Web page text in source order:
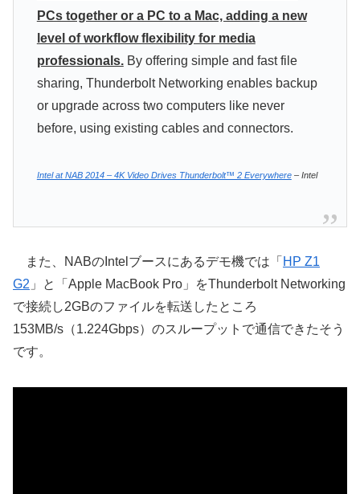
PCs together or a PC to a Mac, adding a new
level of workflow flexibility for media
professionals.By offering simple and fast file
sharing, Thunderbolt Networking enables backup
or upgrade across two computers like never
before, using existing cables and connectors.
Intel at NAB 2014 – 4K Video Drives Thunderbolt™ 2 Everywhere– Intel
また、NABのIntelブースにあるデモ機では「 HP Z1
G2 」と「Apple MacBook Pro」をThunderbolt Networking
で接続し2GBのファイルを転送したところ
153MB/s（1.224Gbps）のスループットで通信できたそう
です。